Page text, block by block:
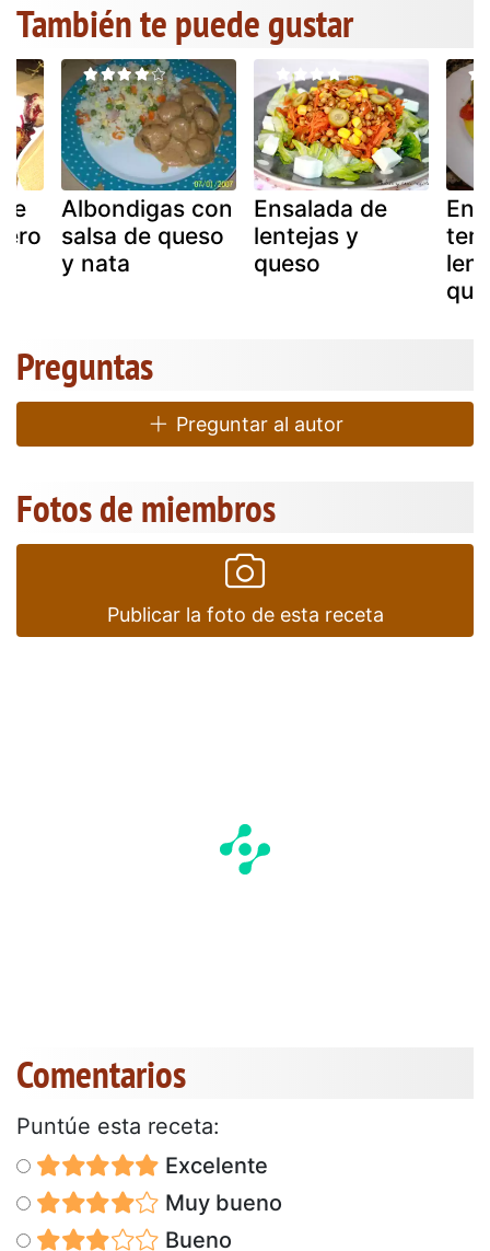
También te puede gustar
Albondigas con
salsa de queso
y nata
Ensalada de
lentejas y
queso
Preguntas
Preguntar al autor
Fotos de miembros
Publicar la foto de esta receta
Comentarios
Puntúe esta receta:
Excelente
Muy bueno
Bueno